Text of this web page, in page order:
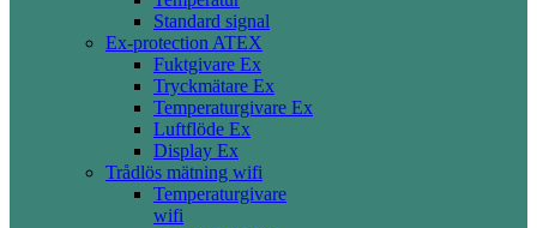
Standard signal
Ex-protection ATEX
Fuktgivare Ex
Tryckmätare Ex
Temperaturgivare Ex
Luftflöde Ex
Display Ex
Trådlös mätning wifi
Temperaturgivare
wifi